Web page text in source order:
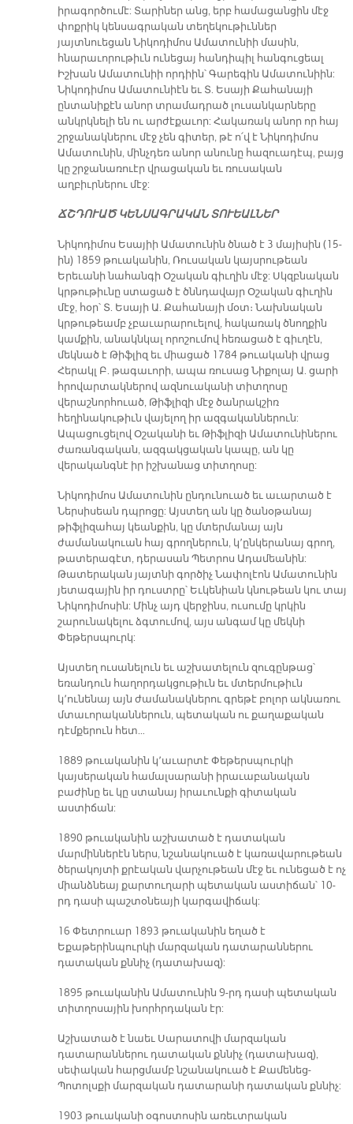
իրագործումէ: Տարիներ անց, երբ համացանցին մէջ
փոքրիկ կենսագրական տեղեկութիւններ
յայտնուեցան Նիկոդիմոս Ամատունիի մասին,
հնարաւորութիւն ունեցայ հանդիպիլ հանգուցեալ
Իշխան Ամատունիի որդիին՝ Գարեգին Ամատունիին:
Նիկոդիմոս Ամատունիէն եւ Տ. Եսայի Քահանայի
ընտանիքէն անոր տրամադրած լուսանկարները
անկրկնելի են ու արժէքաւոր: Հակառակ անոր որ հայ
շրջանակներու մէջ չեն գիտեր, թէ ո՛վ է Նիկոդիմոս
Ամատունին, մինչդեռ անոր անունը հազուադէպ, բայց
կը շրջանառուէր վրացական եւ ռուսական
աղբիւրներու մէջ:
ՃՇԴՈՒԱԾ ԿԵՆՍԱԳՐԱԿԱՆ ՏՈՒԵԱԼՆԵՐ
Նիկոդիմոս Եսայիի Ամատունին ծնած է 3 մայիսին (15-
ին) 1859 թուականին, Ռուսական կայսրութեան
Երեւանի նահանգի Օշական գիւղին մէջ: Սկզբնական
կրթութիւնը ստացած է ծննդավայր Օշական գիւղին
մէջ, հօր՝ Տ. Եսայի Ա. Քահանայի մօտ։ Նախնական
կրթութեամբ չբաւարարուելով, հակառակ ծնողքին
կամքին, անակնկալ որոշումով հեռացած է գիւղէն,
մեկնած է Թիֆլիզ եւ միացած 1784 թուականի վրաց
Հերակլ Բ. թագաւորի, ապա ռուսաց Նիքոլայ Ա. ցարի
հրովարտակներով ազնուականի տիտղոսը
վերաշնորհուած, Թիֆլիզի մէջ ծանրակշիռ
հեղինակութիւն վայելող իր ազգականներուն:
Ապացուցելով Օշականի եւ Թիֆլիզի Ամատունիներու
ժառանգական, ազգակցական կապը, ան կը
վերականգնէ իր իշխանաց տիտղոսը:
Նիկոդիմոս Ամատունին ընդունուած եւ աւարտած է
Ներսիսեան դպրոցը: Այստեղ ան կը ծանօթանայ
թիֆլիզահայ կեանքին, կը մտերմանայ այն
ժամանակուան հայ գրողներուն, կ՚ընկերանայ գրող,
թատերագէտ, դերասան Պետրոս Ադամեանին:
Թատերական յայտնի գործիչ Նափոլէոն Ամատունին
յետագային իր դուստրը՝ Եւկենիան կնութեան կու տայ
Նիկոդիմոսին: Մինչ այդ վերջինս, ուսումը կրկին
շարունակելու ձգտումով, այս անգամ կը մեկնի
Փեթերսպուրկ:
Այստեղ ուսանելուն եւ աշխատելուն զուգընթաց՝
եռանդուն հաղորդակցութիւն եւ մտերմութիւն
կ՚ունենայ այն ժամանակներու գրեթէ բոլոր ակնառու
մտաւորականներուն, պետական ու քաղաքական
դէմքերուն հետ…
1889 թուականին կ՚աւարտէ Փեթերսպուրկի
կայսերական համալսարանի իրաւաբանական
բաժինը եւ կը ստանայ իրաւունքի գիտական
աստիճան:
1890 թուականին աշխատած է դատական
մարմիններէն ներս, նշանակուած է կառավարութեան
ծերակոյտի քրէական վարչութեան մէջ եւ ունեցած է ոչ
միանձնեայ քարտուղարի պետական աստիճան՝ 10-
րդ դասի պաշտօնեայի կարգավիճակ:
16 Փետրուար 1893 թուականին եղած է
Եքաթերինպուրկի մարզական դատարաններու
դատական քննիչ (դատախազ):
1895 թուականին Ամատունին 9-րդ դասի պետական
տիտղոսային խորհրդական էր:
Աշխատած է նաեւ Սարատովի մարզական
դատարաններու դատական քննիչ (դատախազ),
սեփական հարցմամբ նշանակուած է Քամենեց-
Պոտոլսքի մարզական դատարանի դատական քննիչ:
1903 թուականի օգոստոսին առեւտրական